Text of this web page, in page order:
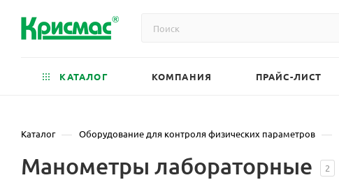
КАТАЛОГ КОМПАНИЯ ПРАЙС-ЛИСТ
Каталог — Оборудование для контроля физических параметров —
Манометры лабораторные 2